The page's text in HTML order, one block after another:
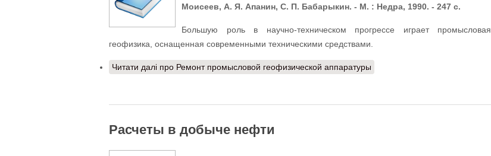
Моисеев, А. Я. Апанин, С. П. Бабарыкин. - М. : Недра, 1990. - 247 с.
Большую роль в научно-техническом прогрессе играет промысловая
геофизика, оснащенная современными техническими средствами.
Читати далі про Ремонт промысловой геофизической аппаратуры
Расчеты в добыче нефти